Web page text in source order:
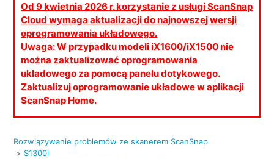
Od 9 kwietnia 2026 r. korzystanie z usługi ScanSnap
Cloud wymaga aktualizacji do najnowszej wersji
oprogramowania układowego.
Uwaga: W przypadku modeli iX1600/iX1500 nie
można zaktualizować oprogramowania
układowego za pomocą panelu dotykowego.
Zaktualizuj oprogramowanie układowe w aplikacji
ScanSnap Home.
Rozwiązywanie problemów ze skanerem ScanSnap
S1300i